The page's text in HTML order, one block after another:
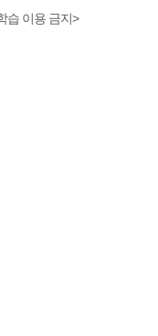
습 이용 금지>